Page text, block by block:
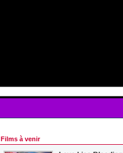
Films à venir